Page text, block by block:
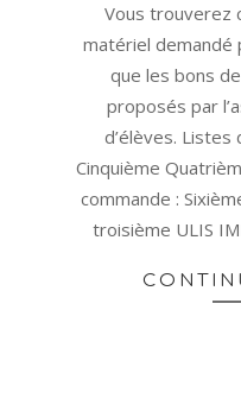
Vous trouverez
matériel demandé
que les bons
proposés par
d’élèves. Listes
Cinquième
commande :
troisième ULIS